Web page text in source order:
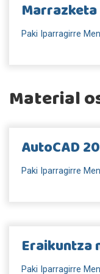
Paki Iparragirre
Material
AutoCAD
Paki Iparragirre
Eraikuntza
Paki Iparragirre